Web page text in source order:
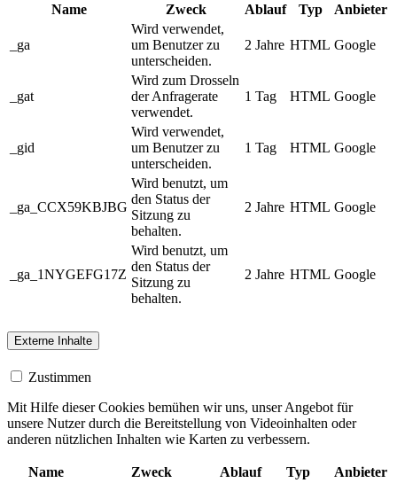
Name Zweck Ablauf Typ Anbieter
_ga
Wird verwendet,
um Benutzer zu
unterscheiden.
2 Jahre HTML Google
_gat
Wird zum Drosseln
der Anfragerate
verwendet.
1 Tag HTML Google
_gid
Wird verwendet,
um Benutzer zu
unterscheiden.
1 Tag HTML Google
_ga_CCX59KBJBG
Wird benutzt, um
den Status der
Sitzung zu
behalten.
2 Jahre HTML Google
_ga_1NYGEFG17Z
Wird benutzt, um
den Status der
Sitzung zu
behalten.
2 Jahre HTML Google
Externe Inhalte
Zustimmen
Mit Hilfe dieser Cookies bemühen wir uns, unser Angebot für
unsere Nutzer durch die Bereitstellung von Videoinhalten oder
anderen nützlichen Inhalten wie Karten zu verbessern.
Name Zweck Ablauf Typ Anbieter